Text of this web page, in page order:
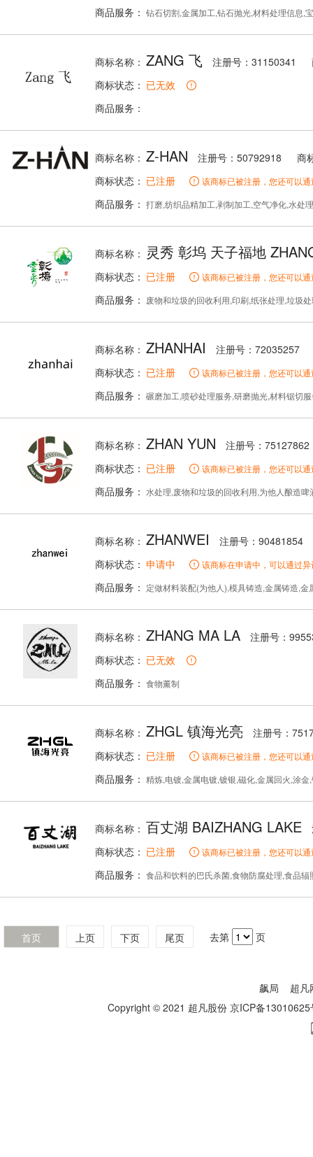
商品服务： 钻石切割,金属加工,钻石抛光,材料处理信息,宝
商标名称： ZANG 飞 注册号：31150341
商标状态： 已无效
商品服务：
商标名称： Z-HAN 注册号：50792918
商
商标状态： 已注册 该商标已被注册，您还可以
商品服务： 打磨,纺织品精加工,剥制加工,空气净化,水处
商标名称： 灵秀 彰坞 天子福地
商标状态： 已注册 该商标已被注册，您还可以
商品服务： 废物和垃圾的回收利用,印刷,纸张处理,垃圾处理,水
商标名称： ZHANHAI
注册号：72035257
商标状态： 已注册 该商标已被注册，您还可以
商品服务： 碾磨加工,喷砂处理服务,研磨抛光,材料锯切服务,木
商标名称： ZHAN YUN
注册号：75127862
商标状态： 已注册 该商标已被注册，您还可以
商品服务： 水处理,废物和垃圾的回收利用,为他人酿造啤酒,
商标名称： ZHANWEI
注册号：90481854
商标状态： 申请中 该商标在申请中，可以通过
商品服务： 定做材料装配(为他人),模具铸造,金属铸造,金属处理,金属冲压,对不
商标名称： ZHANG MA LA
注册号：
商标状态： 已无效
商品服务： 食物薰制
商标名称： ZHGL 镇海光亮
注册号：
商标状态： 已注册 该商标已被注册，您还可以
商品服务： 精炼,电镀,金属电镀,镀银,磁化,金属回火,涂
商标名称： 百丈湖 BAIZHANG LAKE
商标状态： 已注册 该商标已被注册，您还可以
商品服务： 食品和饮料的巴氏杀菌,食物防腐处理,食品辐照,食品
首页 上页 下页 尾页 去第 页
飙局
超凡
Copyright © 2021 超凡股份 京ICP备